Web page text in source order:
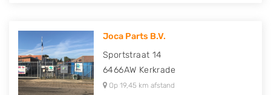
Joca Parts B.V.
Sportstraat 14
6466AW Kerkrade
Op 19,45 km afstand